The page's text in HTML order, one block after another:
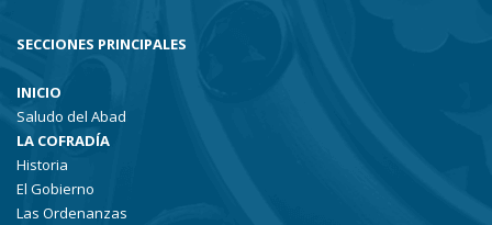
SECCIONES PRINCIPALES
INICIO
Saludo del Abad
LA COFRADÍA
Historia
El Gobierno
Las Ordenanzas